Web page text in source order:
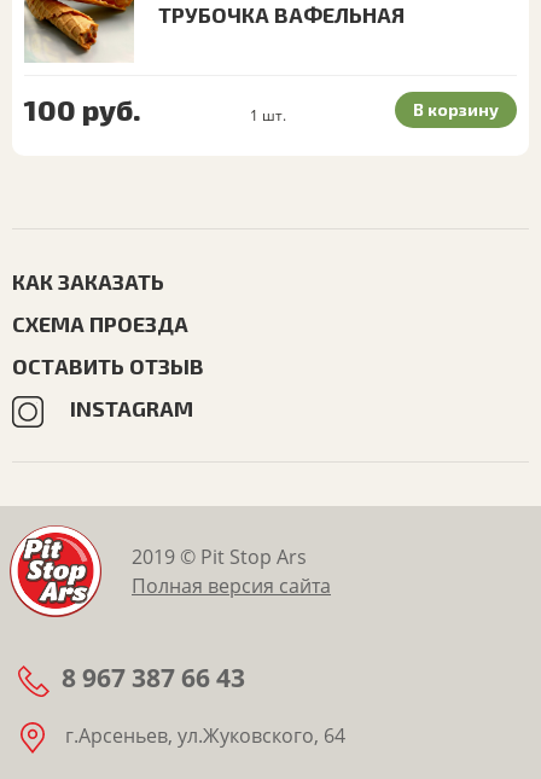
ТРУБОЧКА ВАФЕЛЬНАЯ
100 руб. 1 шт. В корзину
КАК ЗАКАЗАТЬ
СХЕМА ПРОЕЗДА
ОСТАВИТЬ ОТЗЫВ
INSTAGRAM
2019 © Pit Stop Ars
Полная версия сайта
8 967 387 66 43
г.Арсеньев, ул.Жуковского, 64